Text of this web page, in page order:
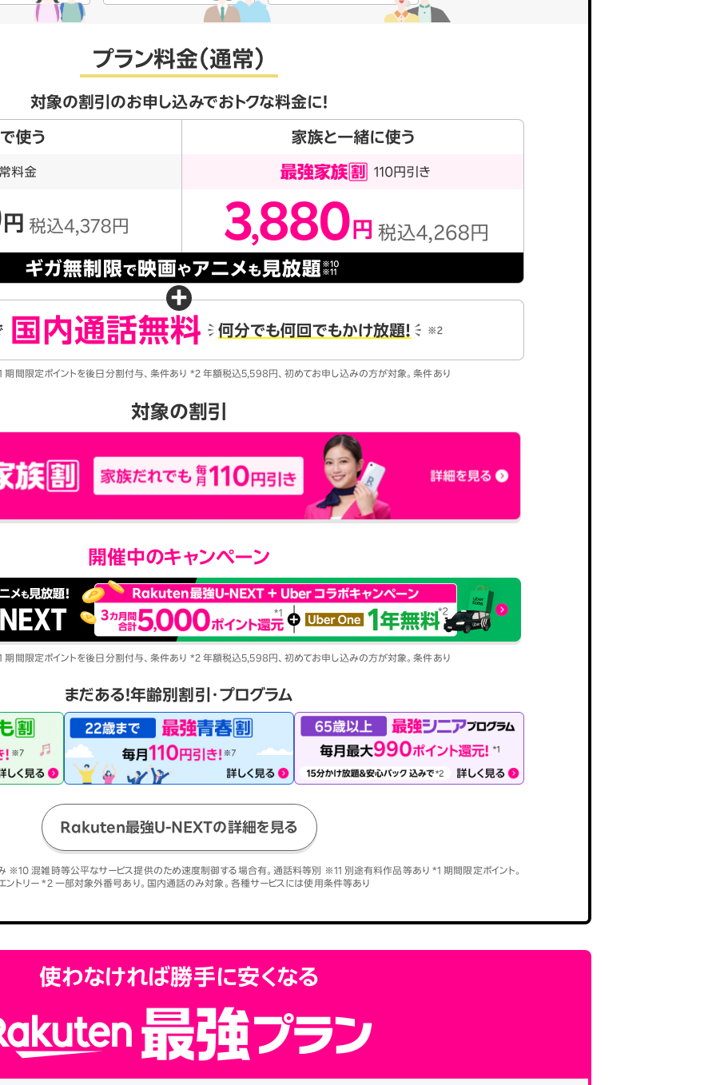
プラン料金（通常）
対象の割引のお申し込みでおトクな料金に！
間限定ポイントを後日分割付与、条件あり *2 年額税込5,598円、初めてお申し込みの方が対象。条件あり
対象の割引
開催中のキャンペーン
間限定ポイントを後日分割付与、条件あり *2 年額税込5,598円、初めてお申し込みの方が対象。条件あり
まだある！年齢別割引・プログラム
Rakuten最強U-NEXTの詳細を見る
混雑時等公平なサービス提供のため速度制御する場合有。通話料等別 ※11 別途有料作品等あり *1 期間限定ポイント。
ントリー *2 一部対象外番号あり。国内通話のみ対象。各種サービスには使用条件等あり
使わなければ勝手に安くなる